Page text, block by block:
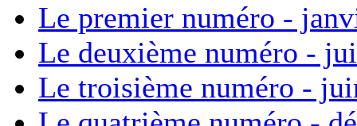
Le premier numéro -
Le deuxième numéro -
Le troisième numéro -